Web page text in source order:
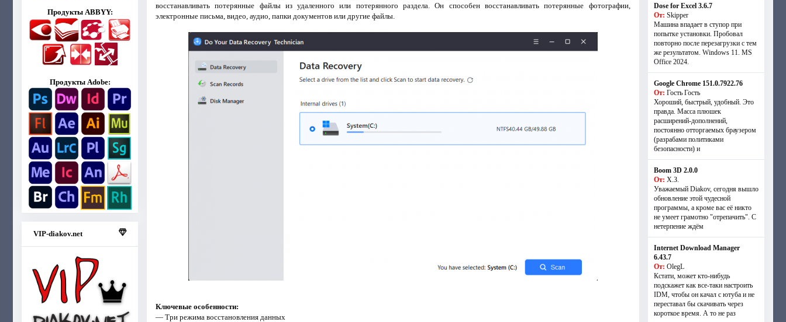
Продукты ABBYY:
Продукты Adobe:
VIP-diakov.net
восстанавливать потерянные файлы из удаленного или потерянного раздела. Он способен восстанавливать потерянные фотографии,
электронные письма, видео, аудио, папки документов или другие файлы.
Ключевые особенности:
— Три режима восстановления данных
Dose for Excel 3.6.7
От: Skipper
Машина впадает в ступор при
попытке установки. Пробовал
повторно после перезагрузки с тем
же результатом. Windows 11. MS
Offiсe 2024.
Google Chrome 151.0.7922.76
От: Гость Гость
Хороший, быстрый, удобный. Это
правда. Масса плюшек
расширений-дополнений,
постоянно отторгаемых браузером
(разрабами политиками
безопасности) и
Boom 3D 2.0.0
От: Х.З.
Уважаемый Diakov, сегодня вышло
обновление этой чудесной
программы, а кроме вас её никто
не умеет грамотно "отрепачить". С
нетерпение ждём
Internet Download Manager
6.43.7
От: OlegL
Кстати, может кто-нибудь
подскажет как все-таки настроить
IDM, чтобы он качал с ютуба и не
переставал бы скачивать через
короткое время. А то не раз